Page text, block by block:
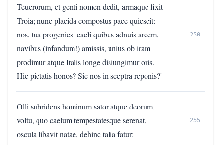
Teucrorum, et genti nomen dedit, armaque fixit
Troia; nunc placida compostus pace quiescit:
nos, tua progenies, caeli quibus adnuis arcem,
250
navibus (infandum!) amissis, unius ob iram
prodimur atque Italis longe disiungimur oris.
Hic pietatis honos? Sic nos in sceptra reponis?'
Olli subridens hominum sator atque deorum,
voltu, quo caelum tempestatesque serenat,
255
oscula libavit natae, dehinc talia fatur: